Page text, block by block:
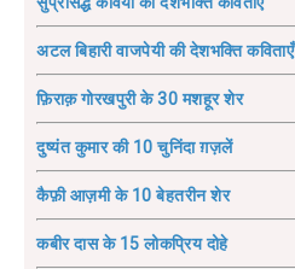
अटल बिहारी वाजपेयी की देशभक्ति कविताएँ
फ़िराक़ गोरखपुरी के 30 मशहूर शेर
दुष्यंत कुमार की 10 चुनिंदा ग़ज़लें
कैफ़ी आज़मी के 10 बेहतरीन शेर
कबीर दास के 15 लोकप्रिय दोहे